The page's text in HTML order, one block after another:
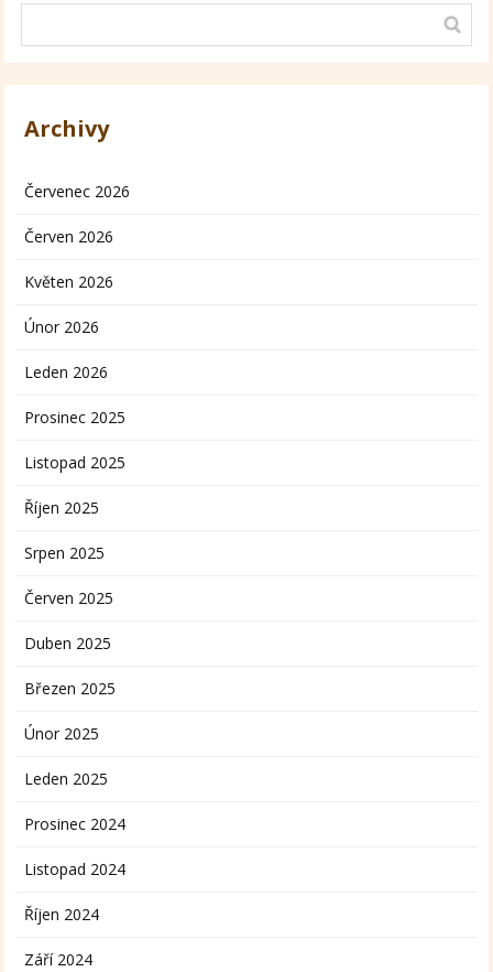
Archivy
Červenec 2026
Červen 2026
Květen 2026
Únor 2026
Leden 2026
Prosinec 2025
Listopad 2025
Říjen 2025
Srpen 2025
Červen 2025
Duben 2025
Březen 2025
Únor 2025
Leden 2025
Prosinec 2024
Listopad 2024
Říjen 2024
Září 2024